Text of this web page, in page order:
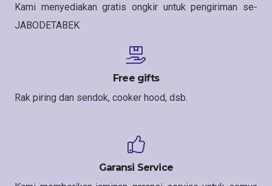
Kami menyediakan gratis ongkir untuk pengiriman se-
JABODETABEK
Free gifts
Rak piring dan sendok, cooker hood, dsb.
Garansi Service